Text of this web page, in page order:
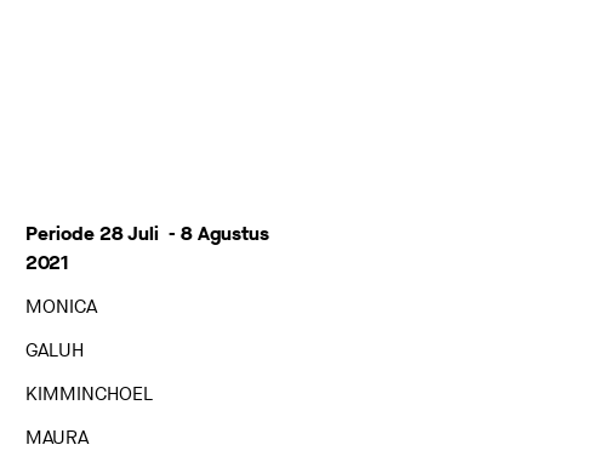
Periode 28 Juli - 8 Agustus
2021
MONICA
GALUH
KIMMINCHOEL
MAURA